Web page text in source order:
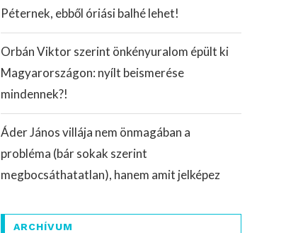
Péternek, ebből óriási balhé lehet!
Orbán Viktor szerint önkényuralom épült ki
Magyarországon: nyílt beismerése
mindennek?!
Áder János villája nem önmagában a
probléma (bár sokak szerint
megbocsáthatatlan), hanem amit jelképez
ARCHÍVUM